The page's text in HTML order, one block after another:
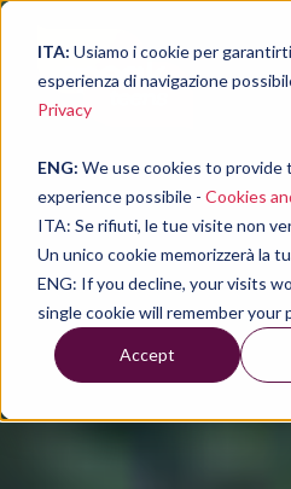
ITA: Usiamo i cookie per
esperienza di navigazione
Privacy
ENG: We use cookies to provide
experience possibile - Cookies
ITA: Se rifiuti, le tue visite non
Un unico cookie memorizzerà la
ENG: If you decline, your visits
single cookie will remember your
Accept